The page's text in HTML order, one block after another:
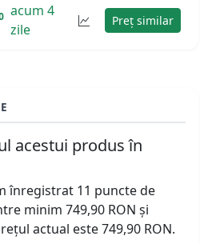
acum 4
zile
Preț similar
acestui produs în
înregistrat 11 puncte de
minim 749,90 RON și
actual este 749,90 RON.